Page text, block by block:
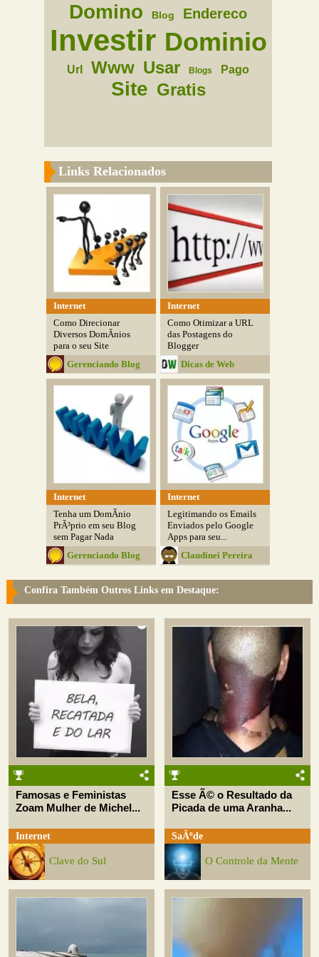
Domino Blog Endereco
Investir Dominio
Url Www Usar Blogs Pago
Site Gratis
Links Relacionados
Internet
Como Direcionar
Diversos DomÃ­nios
para o seu Site
Gerenciando Blog
Internet
Como Otimizar a URL
das Postagens do
Blogger
Dicas de Web
Internet
Tenha um DomÃ­nio
PrÃ³prio em seu Blog
sem Pagar Nada
Gerenciando Blog
Internet
Legitimando os Emails
Enviados pelo Google
Apps para seu...
Claudinei Pereira
Confira Também Outros Links em Destaque:
Famosas e Feministas
Zoam Mulher de Michel...
Internet
Clave do Sul
Esse Ã© o Resultado da
Picada de uma Aranha...
SaÃºde
O Controle da Mente